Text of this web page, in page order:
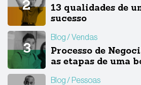
13 qualidades de
sucesso
Blog Vendas
Processo de
as etapas de uma
Blog Pessoas